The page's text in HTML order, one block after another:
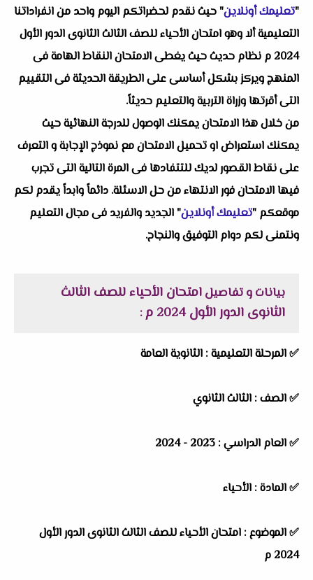
"تعليمك أونلاين" حيث نقدم لحضراتكم اليوم واحد من انفراداتنا
التعليمية ألا وهو امتحان الأحياء للصف الثالث الثانوى الدور الأول
2024 م نظام حديث حيث يغطى الامتحان النقاط الهامة فى
المنهج ويركز بشكل أساسى على الطريقة الحديثة فى التقييم
التى أقرتها وزراة التربية والتعليم حديثاً.
من خلال هذا الامتحان يمكنك الوصول للدرجة النهائية حيث
يمكنك استعراض او تحميل الامتحان مع نموذج الإجابة و التعرف
على نقاط القصور لديك للتتفادها فى المرة التالية التى تجرب
فيها الامتحان فور الانتهاء من حل الاسئلة. دائماً وابداً يقدم لكم
موقعكم "تعليمك أونلاين" الجديد والفريد فى مجال التعليم
ونتمنى لكم دوام التوفيق والنجاح.
بيانات و تفاصيلامتحان الأحياء للصف الثالث
الثانوى الدور الأول 2024 م
:
✅المرحلة التعليمية : الثانوية العامة
✅الصف : الثالث الثانوي
✅العام الدراسي :
✅المادة : الأحياء
✅الموضوع : امتحان الأحياء للصف الثالث الثانوى الدور الأول
2024 م